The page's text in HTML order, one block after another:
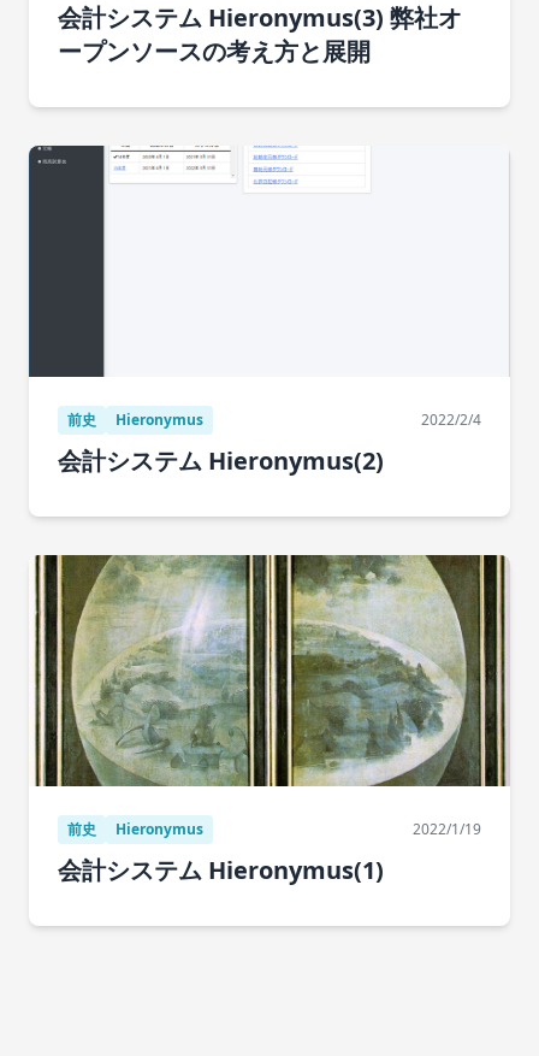
会計システム Hieronymus(3) 弊社オ
ープンソースの考え方と展開
前史 Hieronymus 2022/2/4
会計システム Hieronymus(2)
前史 Hieronymus 2022/1/19
会計システム Hieronymus(1)